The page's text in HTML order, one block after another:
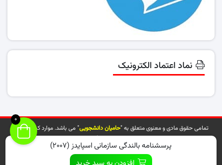
نماد اعتماد الکترونیک
تمامی حقوق مادی و معنوی متعلق به "حامیان دانشجویی" می باشد. موارد کپی شده از
سایت توسط مراجع ذیربط پیگیری خواهد شد.
0
پرسشنامه بالندگی سازمانی اسپایدز (۲۰۰۷)